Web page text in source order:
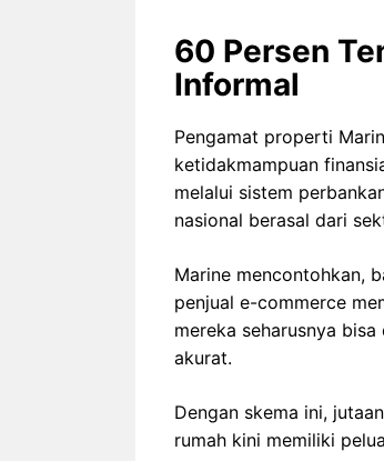
60 Persen
Informal
Pengamat properti
ketidakmampuan
melalui sistem
nasional berasal dari
Marine mencontohkan,
penjual e-commerce
mereka seharusnya
akurat.
Dengan skema ini,
rumah kini memiliki